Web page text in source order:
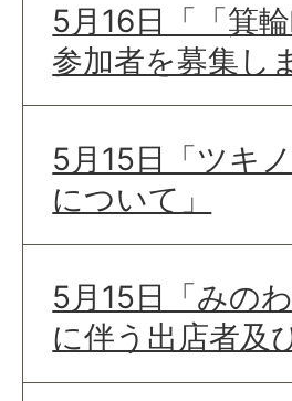
5月16日「「箕
参加者を募集し
5月15日「ツキ
について」
5月15日「みの
に伴う出店者及